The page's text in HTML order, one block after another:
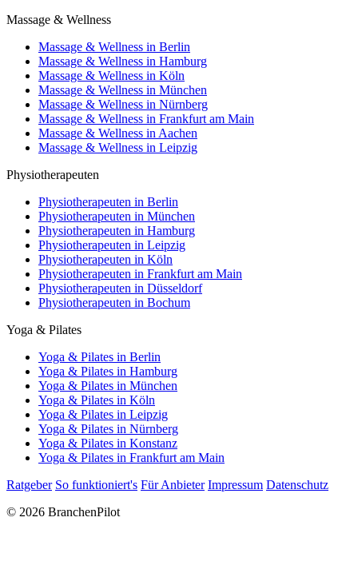
Massage & Wellness
Massage & Wellness in Berlin
Massage & Wellness in Hamburg
Massage & Wellness in Köln
Massage & Wellness in München
Massage & Wellness in Nürnberg
Massage & Wellness in Frankfurt am Main
Massage & Wellness in Aachen
Massage & Wellness in Leipzig
Physiotherapeuten
Physiotherapeuten in Berlin
Physiotherapeuten in München
Physiotherapeuten in Hamburg
Physiotherapeuten in Leipzig
Physiotherapeuten in Köln
Physiotherapeuten in Frankfurt am Main
Physiotherapeuten in Düsseldorf
Physiotherapeuten in Bochum
Yoga & Pilates
Yoga & Pilates in Berlin
Yoga & Pilates in Hamburg
Yoga & Pilates in München
Yoga & Pilates in Köln
Yoga & Pilates in Leipzig
Yoga & Pilates in Nürnberg
Yoga & Pilates in Konstanz
Yoga & Pilates in Frankfurt am Main
Ratgeber So funktioniert's Für Anbieter Impressum Datenschutz
© 2026 BranchenPilot